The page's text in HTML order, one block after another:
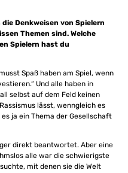
Denkweisen von Spielern
Themen sind. Welche
Spielern hast du
Spaß haben am Spiel, wenn
Und alle haben in
selbst auf dem Feld keinen
lässt, wenngleich es
ja ein Thema der Gesellschaft
direkt beantwortet. Aber eine
alle war die schwierigste
mit denen sie die Welt